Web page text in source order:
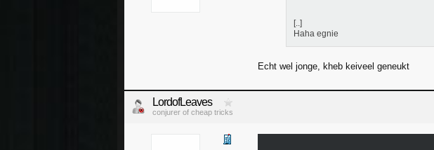
[..]
Haha egnie
Echt wel jonge, kheb keiveel geneukt
LordofLeaves
conjurer of cheap tricks